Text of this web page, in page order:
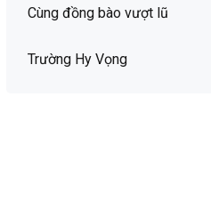
Cùng đồng bào vượt lũ
Trường Hy Vọng